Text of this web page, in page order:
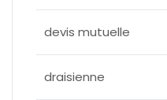
devis mutuelle
draisienne